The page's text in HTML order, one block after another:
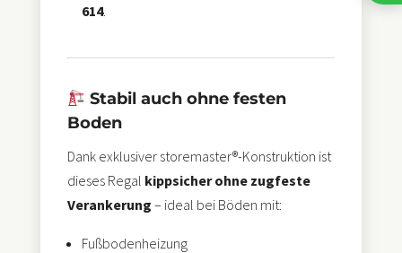
614.
Stabil auch ohne festen
Boden
Dank exklusiver storemaster®-Konstruktion ist
dieses Regal kippsicher ohne zugfeste
Verankerung – ideal bei Böden mit:
Fußbodenheizung